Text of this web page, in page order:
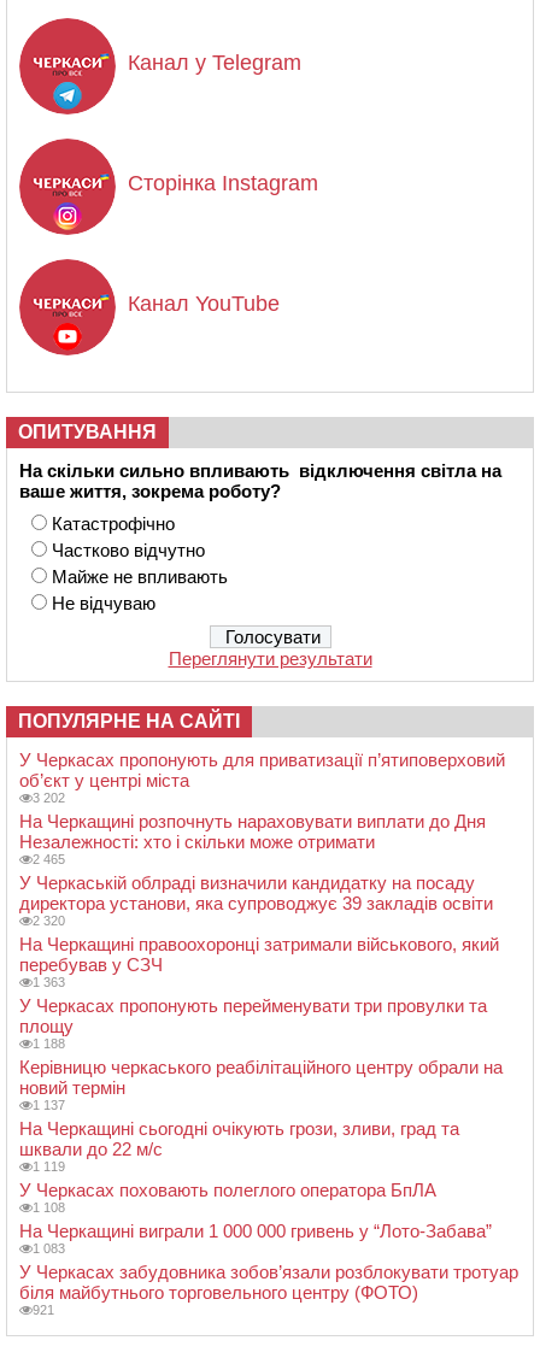
Канал у Telegram
Сторінка Instagram
Канал YouTube
ОПИТУВАННЯ
На скільки сильно впливають відключення світла на
ваше життя, зокрема роботу?
Катастрофічно
Частково відчутно
Майже не впливають
Не відчуваю
Переглянути результати
ПОПУЛЯРНЕ НА САЙТІ
У Черкасах пропонують для приватизації п’ятиповерховий
об’єкт у центрі міста
3 202
На Черкащині розпочнуть нараховувати виплати до Дня
Незалежності: хто і скільки може отримати
2 465
У Черкаській облраді визначили кандидатку на посаду
директора установи, яка супроводжує 39 закладів освіти
2 320
На Черкащині правоохоронці затримали військового, який
перебував у СЗЧ
1 363
У Черкасах пропонують перейменувати три провулки та
площу
1 188
Керівницю черкаського реабілітаційного центру обрали на
новий термін
1 137
На Черкащині сьогодні очікують грози, зливи, град та
шквали до 22 м/с
1 119
У Черкасах поховають полеглого оператора БпЛА
1 108
На Черкащині виграли 1 000 000 гривень у “Лото-Забава”
1 083
У Черкасах забудовника зобов’язали розблокувати тротуар
біля майбутнього торговельного центру (ФОТО)
921